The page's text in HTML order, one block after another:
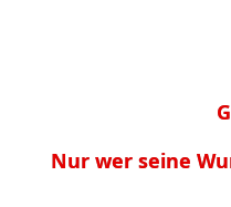
Nur wer seine